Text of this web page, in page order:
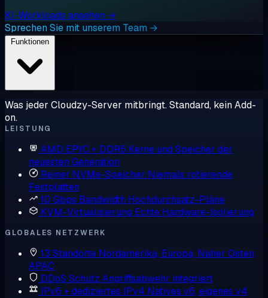
KI-Workloads ansehen →
Sprechen Sie mit unserem Team →
Was jeder Cloudzy-Server mitbringt. Standard, kein Add-
on.
LEISTUNG
AMD EPYC + DDR5 Kerne und Speicher der
neuesten Generation
Reiner NVMe-Speicher Niemals rotierende
Festplatten
10 Gbps Bandwidth Hochdurchsatz-Pläne
KVM-Virtualisierung Echte Hardware-Isolierung
GLOBALES NETZWERK
13 Standorte Nordamerika, Europa, Naher Osten,
APAC
DDoS Schutz Angriffsabwehr integriert
IPv6 + dediziertes IPv4 Natives v6, eigenes v4